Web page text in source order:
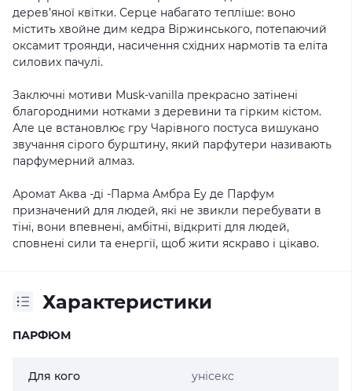
дерев’яної квітки. Серце набагато тепліше: воно
містить хвойне дим кедра Віржинського, потепаючий
оксамит троянди, насичення східних нармотів та еліта
силових пачулі.
Заключні мотиви Musk-vanilla прекрасно затінені
благородними нотками з деревини та гірким кістом.
Але це встановлює гру Чарівного постуса вишукано
звучання сірого бурштину, який парфутери називають
парфумерний алмаз.
Аромат Аква -ді -Парма Амбра Еу де Парфум
призначений для людей, які не звикли перебувати в
тіні, вони впевнені, амбітні, відкриті для людей,
сповнені сили та енергії, щоб жити яскраво і цікаво.
Характеристики
ПАРФЮМ
Для кого унісекс